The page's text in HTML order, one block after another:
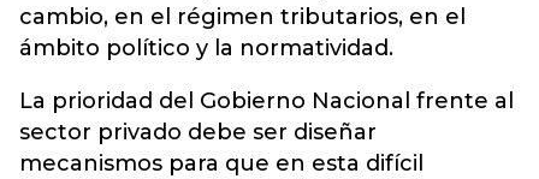
cambio, en el régimen tributarios, en el
ámbito político y la normatividad.
La prioridad del Gobierno Nacional frente al
sector privado debe ser diseñar
mecanismos para que en esta difícil